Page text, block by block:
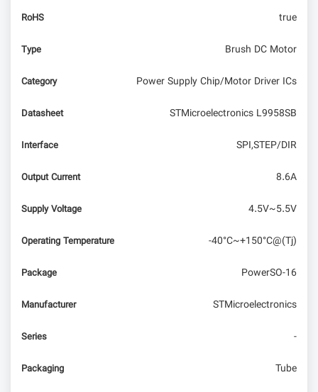
RoHS true
Type Brush DC Motor
Category Power Supply Chip/Motor Driver ICs
Datasheet STMicroelectronics L9958SB
Interface SPI,STEP/DIR
Output Current 8.6A
Supply Voltage 4.5V~5.5V
Operating Temperature -40°C~+150°C@(Tj)
Package PowerSO-16
Manufacturer STMicroelectronics
Series -
Packaging Tube